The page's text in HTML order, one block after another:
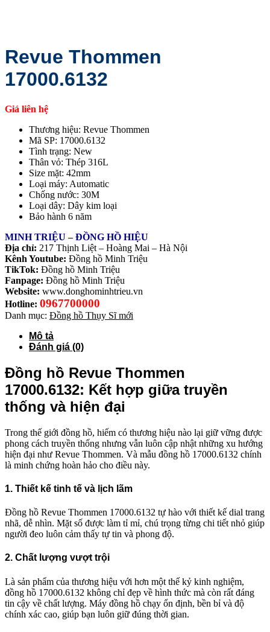
Revue Thommen
17000.6132
Giá liên hệ
Thương hiệu: Revue Thommen
Mã SP: 17000.6132
Tình trạng: New
Thân vỏ: Thép 316L
Size mặt: 42mm
Loại máy: Automatic
Chống nước: 30M
Loại dây: Dây kim loại
Bảo hành 6 năm
MINH TRIỆU – ĐỒNG HỒ HIỆU
Địa chỉ: 217 Thịnh Liệt – Hoàng Mai – Hà Nội
Kênh Youtube: Đồng hồ Minh Triệu
TikTok: Đồng hồ Minh Triệu
Fanpage: Đồng hồ Minh Triệu
Website: www.donghominhtrieu.vn
Hotline: 0967700000
Danh mục: Đồng hồ Thụy Sĩ mới
Mô tả
Đánh giá (0)
Đồng hồ Revue Thommen
17000.6132: Kết hợp giữa truyền
thống và hiện đại
Trong thế giới đồng hồ, hiếm có thương hiệu nào lại giữ vững được
phong cách truyền thống nhưng vẫn luôn cập nhật những xu hướng
hiện đại như Revue Thommen. Và mẫu đồng hồ 17000.6132 chính
là minh chứng hoàn hảo cho điều này.
1. Thiết kế tinh tế và lịch lãm
Đồng hồ Revue Thommen 17000.6132 tự hào với thiết kế dial trang
nhã, dễ nhìn. Mặt số được làm tỉ mỉ, chú trọng từng chi tiết nhỏ giúp
người đeo luôn cảm thấy tự tin và phong độ.
2. Chất lượng vượt trội
Là sản phẩm của thương hiệu với hơn một thế kỷ kinh nghiệm,
đồng hồ 17000.6132 không chỉ đẹp về hình thức mà còn rất đáng
tin cậy về chất lượng. Máy đồng hồ chạy ổn định, bền bỉ và độ
chính xác cao, giúp bạn luôn giữ đúng thời gian.